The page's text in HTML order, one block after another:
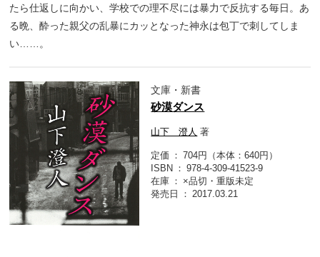
たら仕返しに向かい、学校での理不尽には暴力で反抗する毎日。あ
る晩、酔った親父の乱暴にカッとなった神永は包丁で刺してしま
い……。
文庫・新書
砂漠ダンス
山下 澄人 著
定価
704円（本体：640円）
ISBN
978-4-309-41523-9
在庫
×品切・重版未定
発売日
2017.03.21